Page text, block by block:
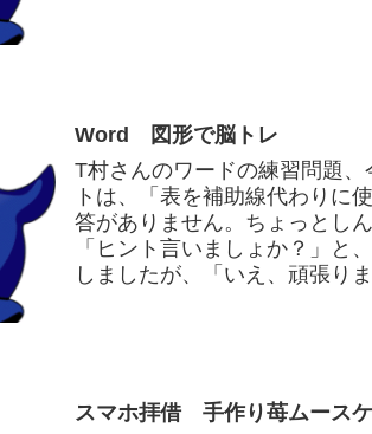
Word 図形で脳トレ
T村さんのワードの練習問題
トは、「表を補助線代わりに
答がありません。ちょっとし
「ヒント言いましょか？」と
しましたが、「いえ、頑張り
スマホ拝借 手作り苺ムース